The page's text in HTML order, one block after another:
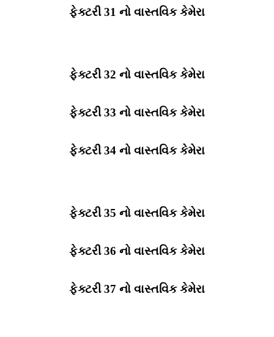
ફેક્ટરી 31 નો વાસ્તવિક કેમેરા
ફેક્ટરી 32 નો વાસ્તવિક કેમેરા
ફેક્ટરી 33 નો વાસ્તવિક કેમેરા
ફેક્ટરી 34 નો વાસ્તવિક કેમેરા
ફેક્ટરી 35 નો વાસ્તવિક કેમેરા
ફેક્ટરી 36 નો વાસ્તવિક કેમેરા
ફેક્ટરી 37 નો વાસ્તવિક કેમેરા